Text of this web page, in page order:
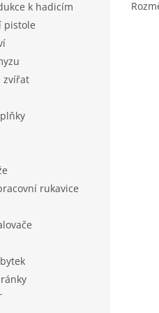
k hadicím
pistole
zvířat
rukavice